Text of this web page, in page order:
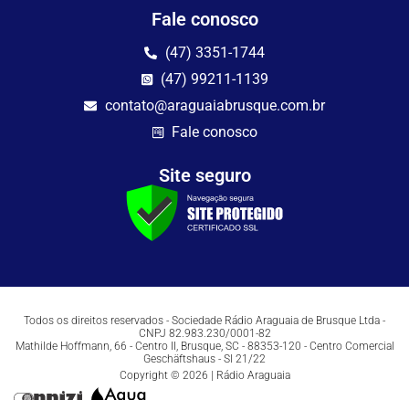
Fale conosco
(47) 3351-1744
(47) 99211-1139
contato@araguaiabrusque.com.br
Fale conosco
Site seguro
Todos os direitos reservados - Sociedade Rádio Araguaia de Brusque Ltda -
CNPJ 82.983.230/0001-82
Mathilde Hoffmann, 66 - Centro II, Brusque, SC - 88353-120 - Centro Comercial
Geschäftshaus - Sl 21/22
Copyright © 2026 | Rádio Araguaia